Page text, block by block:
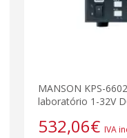
MANSON KPS-
laboratório 1-32V
532,06€ IVA